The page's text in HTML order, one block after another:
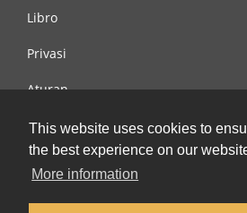
This website uses cookies to
the best experience on our
More information
Libro
Privasi
Aturan
Hubungi kami